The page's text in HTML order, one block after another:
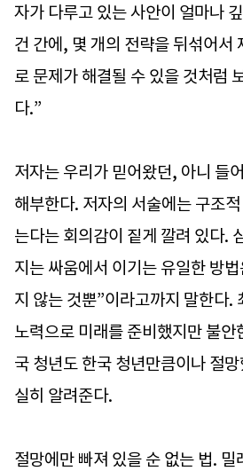
자가 다루고 있는 사안이 얼마나
건 간에, 몇 개의 전략을 뒤섞어서
로 문제가 해결될 수 있을 것처럼
다.”
저자는 우리가 믿어왔던, 아니 들
해부한다. 저자의 서술에는 구조
는다는 회의감이 짙게 깔려 있다.
지는 싸움에서 이기는 유일한 방
지 않는 것뿐”이라고까지 말한다.
노력으로 미래를 준비했지만 불안
국 청년도 한국 청년만큼이나 절
실히 알려준다.
절망에만 빠져 있을 순 없는 법.